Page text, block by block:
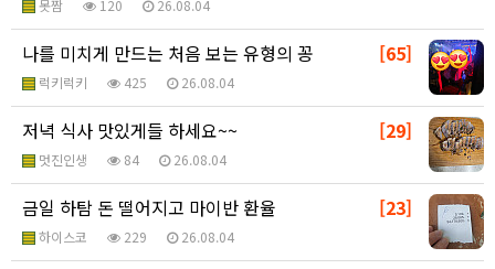
못짬 120 26.08.04
[65]
나를 미치게 만드는 처음 보는 유형의 꽁
럭키럭키 425 26.08.04
[29]
저녁 식사 맛있게들 하세요~~
멋진인생 84 26.08.04
[23]
금일 하탐 돈 떨어지고 마이반 환율
하이스코 229 26.08.04